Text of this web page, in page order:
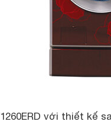
với thiết kế